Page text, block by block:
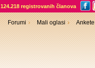
124.218 registrovanih članova
Forumi Mali oglasi Ankete